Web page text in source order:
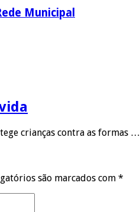
Municipal
crianças contra as formas …
são marcados com *